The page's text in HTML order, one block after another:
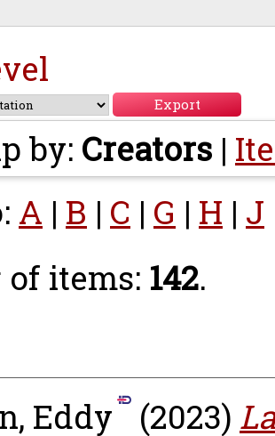
by: Creators |
A | B | C | G | H | J
items: 142.
Eddy (2023)